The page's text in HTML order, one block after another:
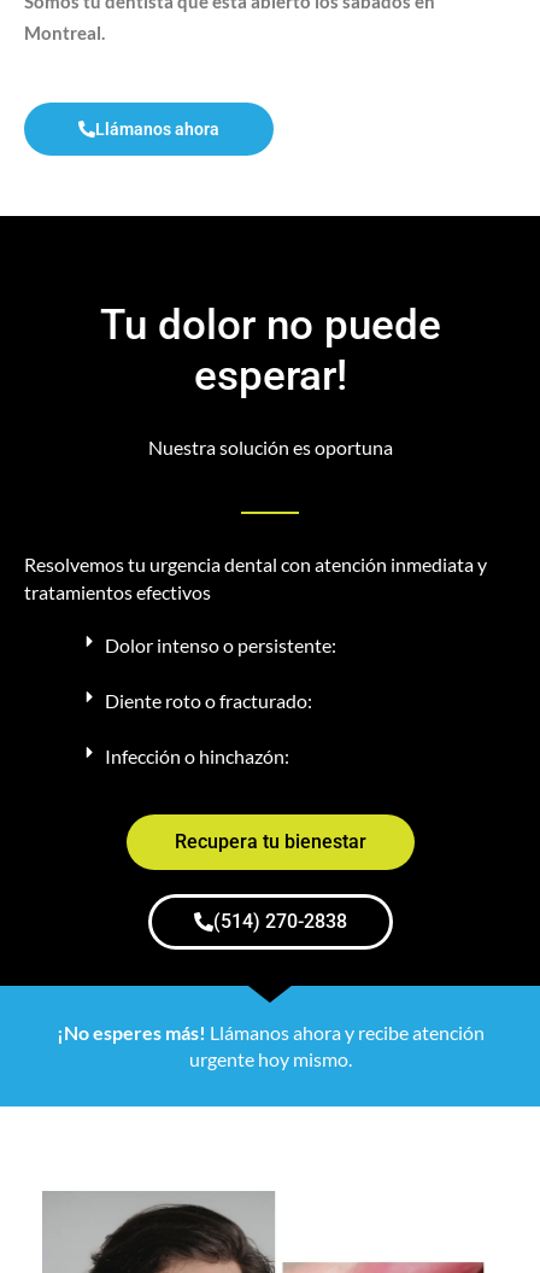
Montreal.
Llámanos ahora
Tu dolor no puede
esperar!
Nuestra solución es oportuna
Resolvemos tu urgencia dental con atención inmediata y
tratamientos efectivos
Dolor intenso o persistente:
Diente roto o fracturado:
Infección o hinchazón:
Recupera tu bienestar
(514) 270-2838
¡No esperes más! Llámanos ahora y recibe atención
urgente hoy mismo.